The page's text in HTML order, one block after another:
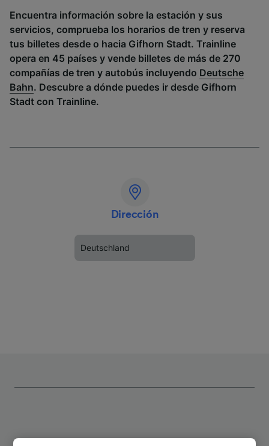
Encuentra información sobre la estación y sus
servicios, comprueba los horarios de tren y reserva
tus billetes desde o hacia Gifhorn Stadt. Trainline
opera en 45 países y vende billetes de más de 270
compañías de tren y autobús incluyendo Deutsche
Bahn. Descubre a dónde puedes ir desde Gifhorn
Stadt con Trainline.
Dirección
Deutschland